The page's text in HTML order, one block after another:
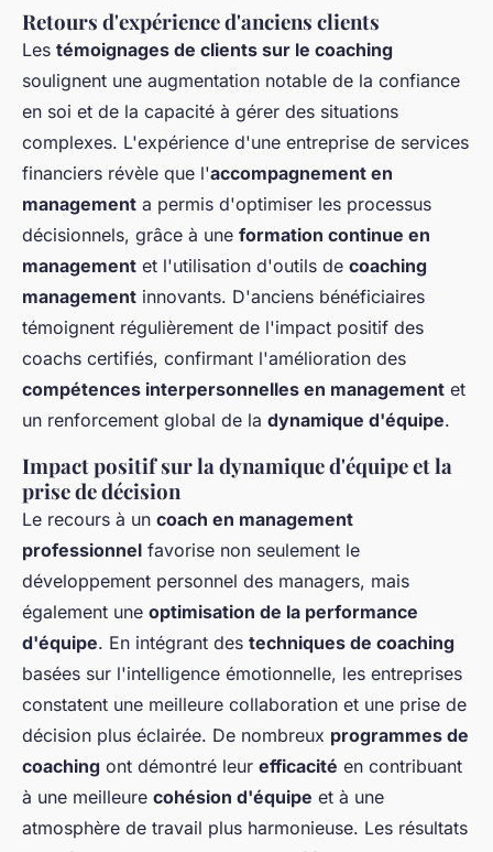
Retours d'expérience d'anciens clients
Les témoignages de clients sur le coaching
soulignent une augmentation notable de la confiance
en soi et de la capacité à gérer des situations
complexes. L'expérience d'une entreprise de services
financiers révèle que l'accompagnement en
management a permis d'optimiser les processus
décisionnels, grâce à une formation continue en
management et l'utilisation d'outils de coaching
management innovants. D'anciens bénéficiaires
témoignent régulièrement de l'impact positif des
coachs certifiés, confirmant l'amélioration des
compétences interpersonnelles en management et
un renforcement global de la dynamique d'équipe.
Impact positif sur la dynamique d'équipe et la
prise de décision
Le recours à un coach en management
professionnel favorise non seulement le
développement personnel des managers, mais
également une optimisation de la performance
d'équipe. En intégrant des techniques de coaching
basées sur l'intelligence émotionnelle, les entreprises
constatent une meilleure collaboration et une prise de
décision plus éclairée. De nombreux programmes de
coaching ont démontré leur efficacité en contribuant
à une meilleure cohésion d'équipe et à une
atmosphère de travail plus harmonieuse. Les résultats